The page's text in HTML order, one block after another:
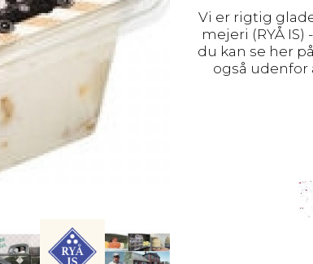
Vi er rigtig
mejeri (RYÅ
du kan se her
også udenfor